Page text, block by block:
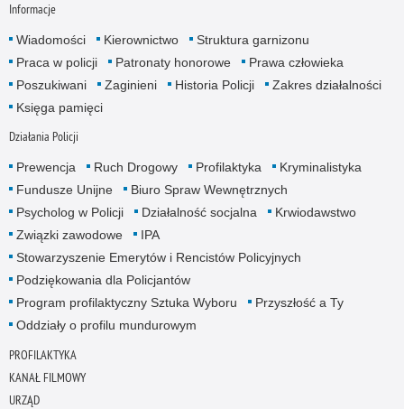
Informacje
Wiadomości Kierownictwo
Struktura garnizonu
Praca w policji
Patronaty honorowe
Prawa człowieka
Poszukiwani
Zaginieni Historia Policji
Zakres działalności
Księga pamięci
Działania Policji
Prewencja Ruch Drogowy Profilaktyka
Kryminalistyka
Fundusze Unijne
Biuro Spraw Wewnętrznych
Psycholog w Policji
Działalność socjalna
Krwiodawstwo
Związki zawodowe
IPA
Stowarzyszenie Emerytów i Rencistów Policyjnych
Podziękowania dla Policjantów
Program profilaktyczny Sztuka Wyboru
Przyszłość a Ty
Oddziały o profilu mundurowym
PROFILAKTYKA
KANAŁ FILMOWY
URZĄD